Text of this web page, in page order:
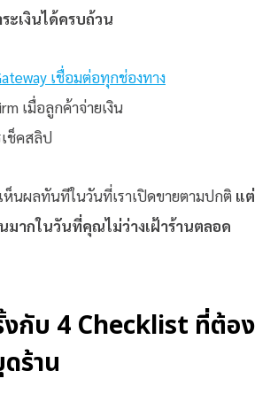
ะเงินได้ครบถ้วน
เชื่อมต่อทุกช่องทาง
เมื่อลูกค้าจ่ายเงิน
เช็คสลิป
ห็นผลทันทีในวันที่เราเปิดขายตามปกติ แต่
มากในวันที่คุณไม่ว่างเฝ้าร้านตลอด
กับ 4 Checklist ที่ต้อง
ร้าน